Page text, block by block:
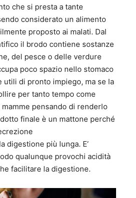
che si presta a tante
considerato un alimento
proposto ai malati. Dal
il brodo contiene sostanze
del pesce o delle verdure
poco spazio nello stomaco
utili di pronto impiego, ma se la
per tanto tempo come
pensando di renderlo
finale è un mattone perché
digestione più lunga. E’
qualunque provochi acidità
facilitare la digestione.